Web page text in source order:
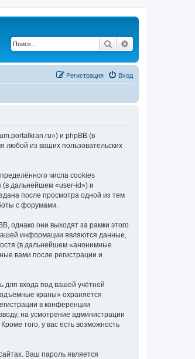
Поиск
Вход
Регистрация
и phpBB (в
любой из ваших пользовательских
числа cookies
(в дальнейшем «user-id») и
после просмотра одной из тем
с форумами.
однако они выходят за рамки этого
информации являются данные,
(в дальнейшем «анонимные
вами после регистрации и
для входа под вашей учётной
краны» охраняется
в конференции
на усмотрение администрации
того, у вас есть возможность
Ваш пароль является